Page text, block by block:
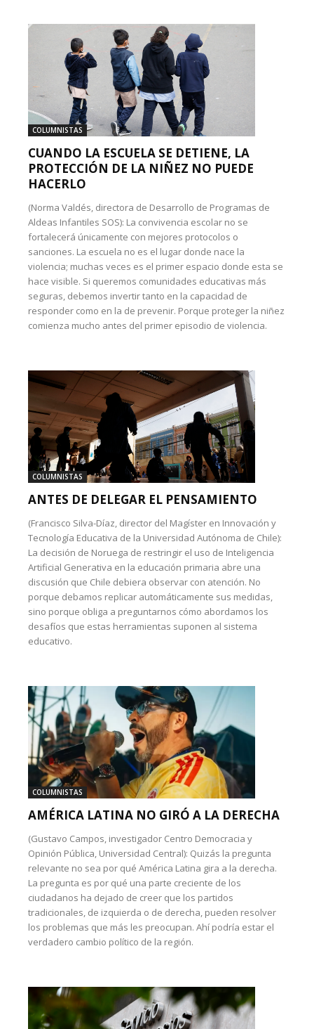
COLUMNISTAS
CUANDO LA ESCUELA SE DETIENE, LA
PROTECCIÓN DE LA NIÑEZ NO PUEDE
HACERLO
(Norma Valdés, directora de Desarrollo de Programas de
Aldeas Infantiles SOS): La convivencia escolar no se
fortalecerá únicamente con mejores protocolos o
sanciones. La escuela no es el lugar donde nace la
violencia; muchas veces es el primer espacio donde esta se
hace visible. Si queremos comunidades educativas más
seguras, debemos invertir tanto en la capacidad de
responder como en la de prevenir. Porque proteger la niñez
comienza mucho antes del primer episodio de violencia.
COLUMNISTAS
ANTES DE DELEGAR EL PENSAMIENTO
(Francisco Silva-Díaz, director del Magíster en Innovación y
Tecnología Educativa de la Universidad Autónoma de Chile):
La decisión de Noruega de restringir el uso de Inteligencia
Artificial Generativa en la educación primaria abre una
discusión que Chile debiera observar con atención. No
porque debamos replicar automáticamente sus medidas,
sino porque obliga a preguntarnos cómo abordamos los
desafíos que estas herramientas suponen al sistema
educativo.
COLUMNISTAS
AMÉRICA LATINA NO GIRÓ A LA DERECHA
(Gustavo Campos, investigador Centro Democracia y
Opinión Pública, Universidad Central): Quizás la pregunta
relevante no sea por qué América Latina gira a la derecha.
La pregunta es por qué una parte creciente de los
ciudadanos ha dejado de creer que los partidos
tradicionales, de izquierda o de derecha, pueden resolver
los problemas que más les preocupan. Ahí podría estar el
verdadero cambio político de la región.